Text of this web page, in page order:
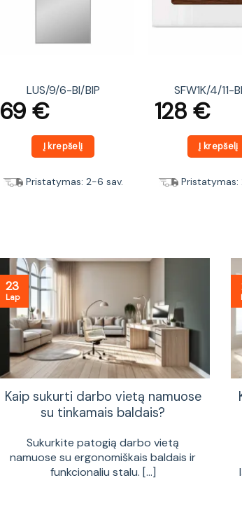
LUS/9/6-BI/BIP
69 €
Į krepšelį
Pristatymas: 2-6 sav.
SFW1K/4/11-
128 €
Į krepšelį
Pristatymas:
Kaip sukurti darbo vietą namuose
su tinkamais baldais?
Sukurkite patogią darbo vietą
namuose su ergonomiškais baldais ir
funkcionaliu stalu. [...]
23
Lap